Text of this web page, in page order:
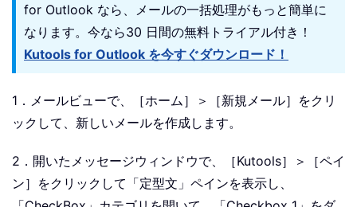
for Outlook なら、メールの一括処理がもっと簡単に
なります。今なら30 日間の無料トライアル付き！
Kutools for Outlook を今すぐダウンロード！
1．メールビューで、［ホーム］＞［新規メール］をクリ
ックして、新しいメールを作成します。
2．開いたメッセージウィンドウで、［Kutools］＞［ペイ
ン］をクリックして「定型文」ペインを表示し、